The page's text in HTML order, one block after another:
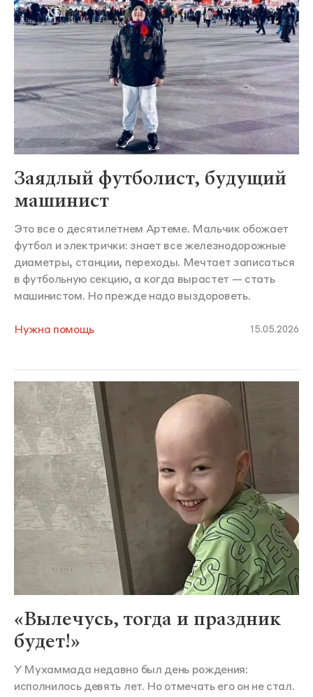
Заядлый футболист, будущий
машинист
Это все о десятилетнем Артеме. Мальчик обожает
футбол и электрички: знает все железнодорожные
диаметры, станции, переходы. Мечтает записаться
в футбольную секцию, а когда вырастет — стать
машинистом. Но прежде надо выздороветь.
Нужна помощь 15.05.2026
«Вылечусь, тогда и праздник
будет!»
У Мухаммада недавно был день рождения:
исполнилось девять лет. Но отмечать его он не стал.